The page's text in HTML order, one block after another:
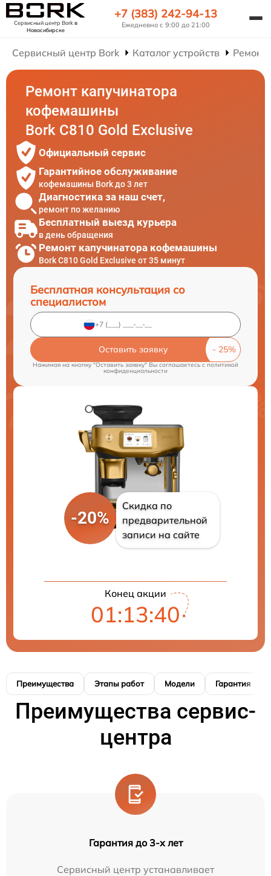
Сервисный центр Borkв
Новосибирске
+7 (383) 242-94-13
Ежедневно с 9:00 до 21:00
Сервисный центр Bork Каталог устройств
Ремонт капучинатора
кофемашины
Bork C810 Gold Exclusive
Официальный сервис
Гарантийное обслуживание
кофемашины Bork до 3 лет
Диагностика за наш счет,
ремонт по желанию
Бесплатный выезд курьера
в день обращения
Ремонт капучинатора кофемашины
Bork C810 Gold Exclusive от 35 минут
Бесплатная консультация со
специалистом
Оставить заявку
Нажимая на кнопку "Оставить заявку" Вы соглашаетесь cполитикой
конфиденциальности
-20%
Скидка по
предварительной
записи на сайте
Конец акции
01:13:39
Преимущества Этапы работ Модели Гарантия
Преимущества сервис-
центра
Гарантия до 3-х лет
Сервисный центр устанавливает